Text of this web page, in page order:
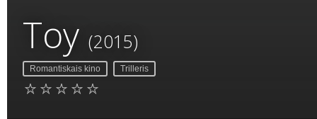
Toy (2015)
Romantiskais kino Trilleris